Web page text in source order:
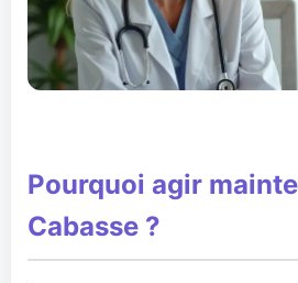
Pourquoi agir
Cabasse ?